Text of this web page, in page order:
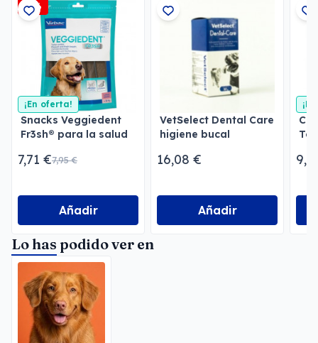
-3%
¡En oferta!
Snacks Veggiedent
Fr3sh® para la salud
7,71 €7,95 €
Añadir
VetSelect Dental Care
higiene bucal
16,08 €
Añadir
Lo has podido ver en